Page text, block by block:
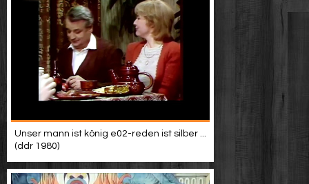
Unser mann ist könig e02-reden ist silber ...
(ddr 1980)